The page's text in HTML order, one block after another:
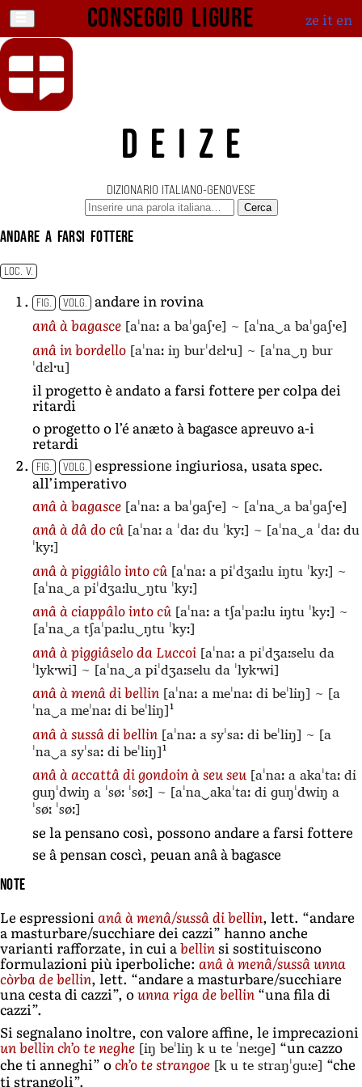
Conseggio ligure ze iten
DEIZE
DIZIONARIO ITALIANO-GENOVESE
Cerca
andare a farsi fottere
LOC. V.
FIG. VOLG.
andare in rovina
anâ à bagasce [aˈnaː a baˈɡaʃˑe] ~ [aˈna‿a baˈɡaʃˑe]
anâ in bordello [aˈnaː iŋ burˈdɛlˑu] ~ [aˈna‿ŋ bur
ˈdɛlˑu]
il progetto è andato a farsi fottere per colpa dei
ritardi
o progetto o l’é anæto à bagasce apreuvo a-i
retardi
FIG. VOLG.
espressione ingiuriosa, usata spec.
all’imperativo
anâ à bagasce [aˈnaː a baˈɡaʃˑe] ~ [aˈna‿a baˈɡaʃˑe]
anâ à dâ do cû [aˈnaː a ˈdaː du ˈkyː] ~ [aˈna‿a ˈdaː du
ˈkyː]
anâ à piggiâlo into cû [aˈnaː a piˈdʒaːlu iŋtu ˈkyː] ~
[aˈna‿a piˈdʒaːlu‿ŋtu ˈkyː]
anâ à ciappâlo into cû [aˈnaː a tʃaˈpaːlu iŋtu ˈkyː] ~
[aˈna‿a tʃaˈpaːlu‿ŋtu ˈkyː]
anâ à piggiâselo da Luccoi [aˈnaː a piˈdʒaːselu da
ˈlykˑwi] ~ [aˈna‿a piˈdʒaːselu da ˈlykˑwi]
anâ à menâ di bellin [aˈnaː a meˈnaː di beˈliŋ] ~ [a
ˈna‿a meˈnaː di beˈliŋ]1
anâ à sussâ di bellin [aˈnaː a syˈsaː di beˈliŋ] ~ [a
ˈna‿a syˈsaː di beˈliŋ]1
anâ à accattâ di gondoin à seu seu [aˈnaː a akaˈtaː di
ɡuŋˈdwiŋ a ˈsøː ˈsøː] ~ [aˈna‿akaˈtaː di ɡuŋˈdwiŋ a
ˈsøː ˈsøː]
se la pensano così, possono andare a farsi fottere
se â pensan coscì, peuan anâ à bagasce
Note
Le espressionianâ à menâ/sussâ di bellin, lett. “andare
a masturbare/succhiare dei cazzi” hanno anche
varianti rafforzate, in cui abellinsi sostituiscono
formulazioni più iperboliche: anâ à menâ/sussâ unna
còrba de bellin, lett. “andare a masturbare/succhiare
una cesta di cazzi”, ounna riga de bellin “una fila di
cazzi”.
Si segnalano inoltre, con valore affine, le imprecazioni
un bellin ch’o te neghe [iŋ beˈliŋ k u te ˈneːɡe] “un cazzo
che ti anneghi” och’o te strangoe [k u te straŋˈɡuːe] “che
ti strangoli”.